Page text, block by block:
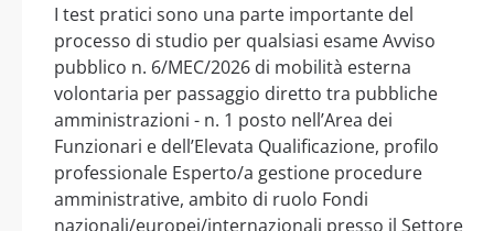
I test pratici sono una parte importante del
processo di studio per qualsiasi esame Avviso
pubblico n. 6/MEC/2026 di mobilità esterna
volontaria per passaggio diretto tra pubbliche
amministrazioni - n. 1 posto nell’Area dei
Funzionari e dell’Elevata Qualificazione, profilo
professionale Esperto/a gestione procedure
amministrative, ambito di ruolo Fondi
nazionali/europei/internazionali presso il Settore